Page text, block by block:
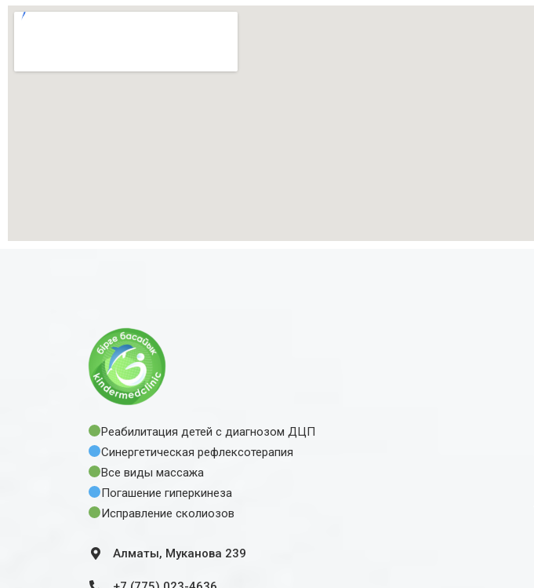
Реабилитация детей с диагнозом ДЦП
Синергетическая рефлексотерапия
Все виды массажа
Погашение гиперкинеза
Исправление сколиозов
Алматы, Муканова 239